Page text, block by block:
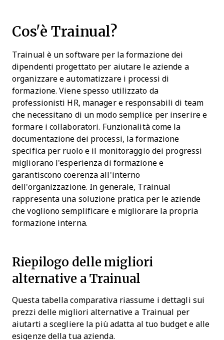
Cos'è Trainual?
Trainual è un software per la formazione dei
dipendenti progettato per aiutare le aziende a
organizzare e automatizzare i processi di
formazione. Viene spesso utilizzato da
professionisti HR, manager e responsabili di team
che necessitano di un modo semplice per inserire e
formare i collaboratori. Funzionalità come la
documentazione dei processi, la formazione
specifica per ruolo e il monitoraggio dei progressi
migliorano l'esperienza di formazione e
garantiscono coerenza all'interno
dell'organizzazione. In generale, Trainual
rappresenta una soluzione pratica per le aziende
che vogliono semplificare e migliorare la propria
formazione interna.
Riepilogo delle migliori
alternative a Trainual
Questa tabella comparativa riassume i dettagli sui
prezzi delle migliori alternative a Trainual per
aiutarti a scegliere la più adatta al tuo budget e alle
esigenze della tua azienda.